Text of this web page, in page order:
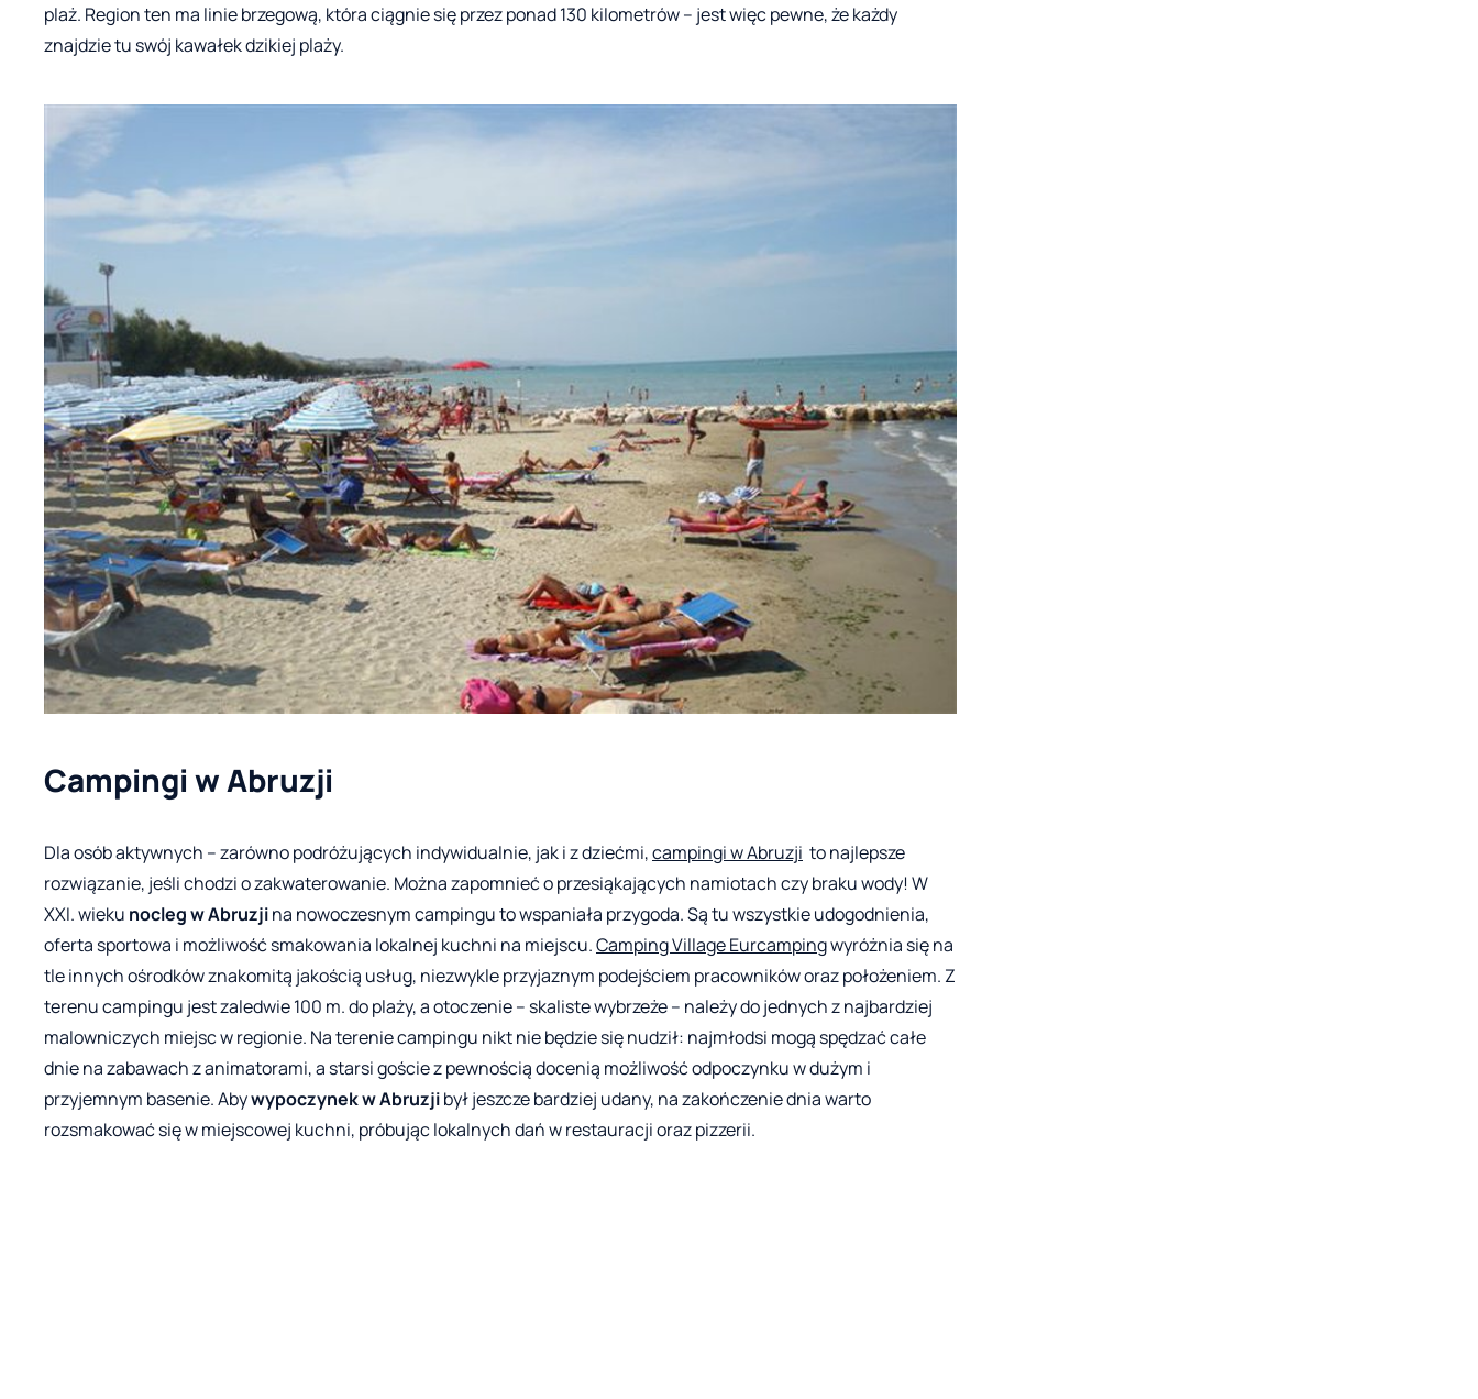
plaż. Region ten ma linie brzegową, która ciągnie się przez ponad 130 kilometrów – jest więc pewne, że każdy
znajdzie tu swój kawałek dzikiej plaży.
Campingi w Abruzji
Dla osób aktywnych – zarówno podróżujących indywidualnie, jak i z dziećmi,campingi w Abruzji to najlepsze
rozwiązanie, jeśli chodzi o zakwaterowanie. Można zapomnieć o przesiąkających namiotach czy braku wody! W
XXI. wieku nocleg w Abruzjina nowoczesnym campingu to wspaniała przygoda. Są tu wszystkie udogodnienia,
oferta sportowa i możliwość smakowania lokalnej kuchni na miejscu.Camping Village Eurcampingwyróżnia się na
tle innych ośrodków znakomitą jakością usług, niezwykle przyjaznym podejściem pracowników oraz położeniem. Z
terenu campingu jest zaledwie 100 m. do plaży, a otoczenie – skaliste wybrzeże – należy do jednych z najbardziej
malowniczych miejsc w regionie. Na terenie campingu nikt nie będzie się nudził: najmłodsi mogą spędzać całe
dnie na zabawach z animatorami, a starsi goście z pewnością docenią możliwość odpoczynku w dużym i
przyjemnym basenie. Abywypoczynek w Abruzjibył jeszcze bardziej udany, na zakończenie dnia warto
rozsmakować się w miejscowej kuchni, próbując lokalnych dań w restauracji oraz pizzerii.